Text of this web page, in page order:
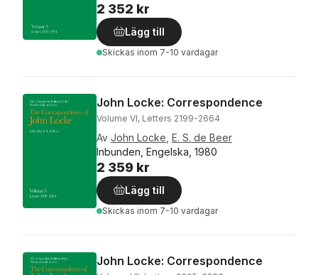
2 352 kr
Lägg till
Skickas inom 7-10 vardagar
John Locke: Correspondence
Volume VI, Letters 2199-2664
Av John Locke E. S. de Beer
Inbunden, Engelska, 1980
2 359 kr
Lägg till
Skickas inom 7-10 vardagar
John Locke: Correspondence